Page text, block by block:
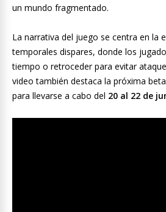
un mundo fragmentado.
La narrativa del juego se centra en la
temporales dispares, donde los
tiempo o retroceder para evitar
video también destaca la próxima
para llevarse a cabo del 20 al 22 de